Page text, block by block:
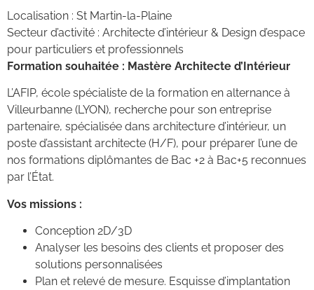
Localisation : St Martin-la-Plaine
Secteur d’activité : Architecte d’intérieur & Design d’espace
pour particuliers et professionnels
Formation souhaitée : Mastère Architecte d’Intérieur
L’AFIP, école spécialiste de la formation en alternance à
Villeurbanne (LYON), recherche pour son entreprise
partenaire, spécialisée dans architecture d’intérieur, un
poste d’assistant architecte (H/F), pour préparer l’une de
nos formations diplômantes de Bac +2 à Bac+5 reconnues
par l’État.
Vos missions :
Conception 2D/3D
Analyser les besoins des clients et proposer des
solutions personnalisées
Plan et relevé de mesure. Esquisse d’implantation